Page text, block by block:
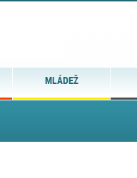
MLÁDEŽ